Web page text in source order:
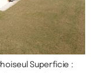
Superficie :